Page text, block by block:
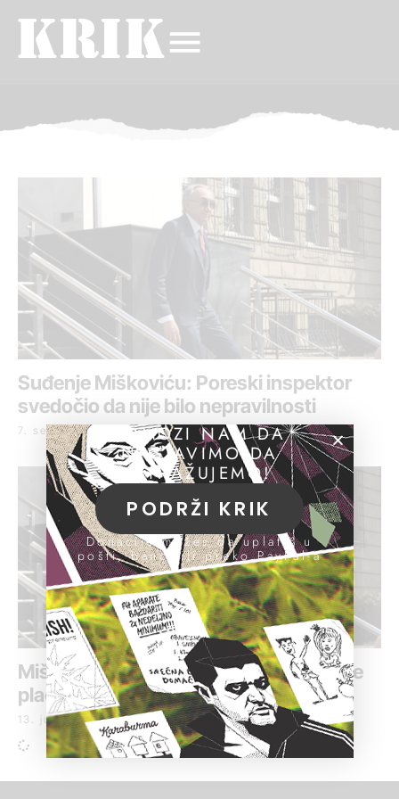
Suđenje Miškoviću: Poreski inspektor
svedočio da nije bilo nepravilnosti
7. septembar 2018.
Miškovićevi advokati: Nije bilo obaveze
plaćanja poreza
13. jun 2018.
POMOZI NAM DA
NASTAVIMO DA
ISTRAŽUJEMO!
PODRŽI KRIK
Donacije možeš da uplatiš u
pošti, banci ili preko PayPal-a